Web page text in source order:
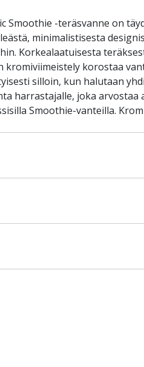
Smoothie -teräsvanne on
minimalistisesta
Korkealaatuisesta
korostaa
silloin, kun halutaan
harrastajalle, joka
Smoothie-vanteilla.